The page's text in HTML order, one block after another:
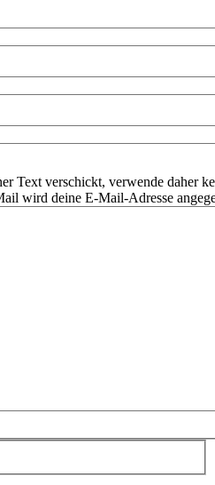
Text verschickt, verwende daher
wird deine E-Mail-Adresse